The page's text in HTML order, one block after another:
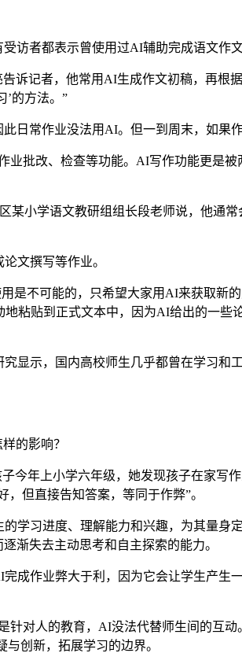
者都表示曾使用过AI辅助完成语文作文
记者，他常用AI生成作文初稿，再根
’的方法。”
常作业没法用AI。但一到周末，如果作
批改、检查等功能。AI写作功能更是被
小学语文教研组组长段老师说，他通
文撰写等作业。
不可能的，只希望大家用AI来获取新
粘贴到正式文本中，因为AI给出的一
示，国内高校师生几乎都曾在学习和
的影响？
年上小学六年级，她发现孩子在家写作
但直接告知答案，等同于作弊”。
习进度、理解能力和兴趣，为其量身
渐失去主动思考和自主探索的能力。
作业弊大于利，因为它会让学生产生
人的教育，AI没法代替师生间的互动
创新，拓展学习的边界。